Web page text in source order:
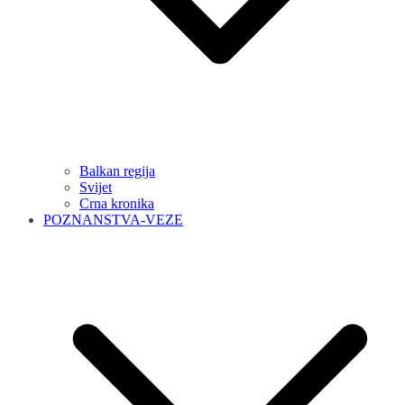
Balkan regija
Svijet
Crna kronika
POZNANSTVA-VEZE